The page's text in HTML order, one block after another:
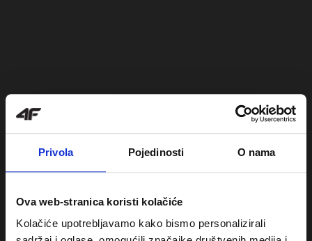
Privola Pojedinosti O nama
Ova web-stranica koristi kolačiće
Kolačiće upotrebljavamo kako bismo personalizirali